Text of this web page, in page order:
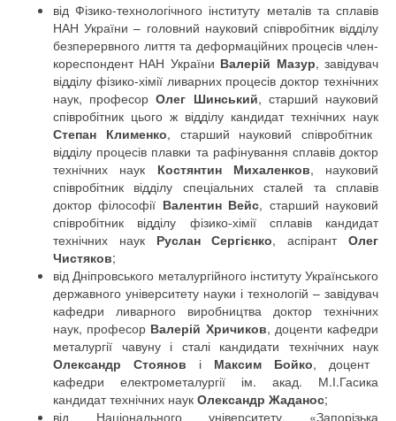
від Фізико-технологічного інституту металів та сплавів
НАН України – головний науковий співробітник відділу
безперервного лиття та деформаційних процесів член-
кореспондент НАН України Валерій Мазур, завідувач
відділу фізико-хімії ливарних процесів доктор технічних
наук, професорОлег Шинський, старший науковий
співробітник цього ж відділу кандидат технічних наук
Степан Клименко, старший науковий співробітник
відділу процесів плавки та рафінування сплавів доктор
технічних наук Костянтин Михаленков, науковий
співробітник відділу спеціальних сталей та сплавів
доктор філософії Валентин Вейс, старший науковий
співробітник відділу фізико-хімії сплавів кандидат
технічних наукРуслан Сергієнко, аспірантОлег
Чистяков;
від Дніпровського металургійного інституту Українського
державного університету науки і технологій – завідувач
кафедри ливарного виробництва доктор технічних
наук, професор Валерій Хричиков, доценти кафедри
металургії чавуну і сталі кандидати технічних наук
Олександр Стоянов і Максим Бойко,
доцент
кафедри електрометалургії ім. акад. М.І.Гасика
кандидат технічних наук Олександр Жаданос;
від Національного університету «Запорізька